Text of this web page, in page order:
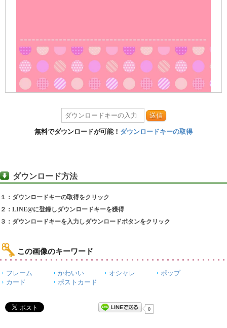
送信
無料でダウンロードが可能！ ダウンロードキーの取得
ダウンロード方法
１：ダウンロードキーの取得をクリック
２：LINE@に登録しダウンロードキーを獲得
３：ダウンロードキーを入力しダウンロードボタンをクリック
この画像のキーワード
フレーム かわいい オシャレ
ポップ
カード
ポストカード
0